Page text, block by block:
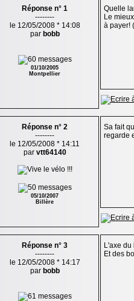
Réponse n° 1
--------
le 12/05/2008 * 14:08
par bobb
01/10/2005
Montpellier
Quelle
Le
à payer!
Réponse n° 2
--------
le 12/05/2008 * 14:11
par vtt64140
05/10/2007
Billère
Sa fait
regarde
Réponse n° 3
--------
le 12/05/2008 * 14:17
par bobb
L'axe
Et des